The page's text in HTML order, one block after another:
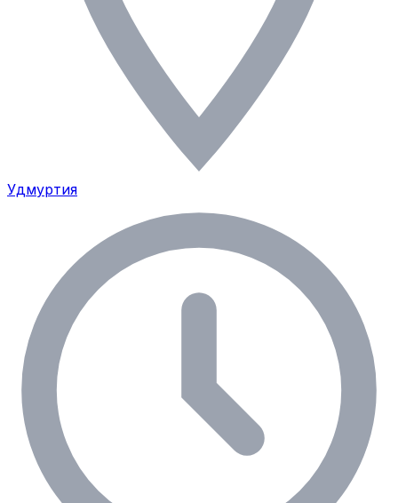
Удмуртия